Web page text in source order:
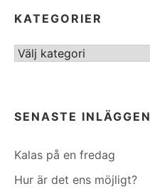
KATEGORIER
Kategorier
SENASTE INLÄGGEN
Kalas på en fredag
Hur är det ens möjligt?